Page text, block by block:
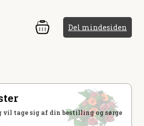
Del mindesiden
tage sig af din bestilling og sørge